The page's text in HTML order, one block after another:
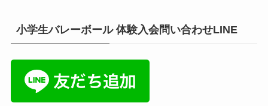
小学生バレーボール 体験入会問い合わせLINE